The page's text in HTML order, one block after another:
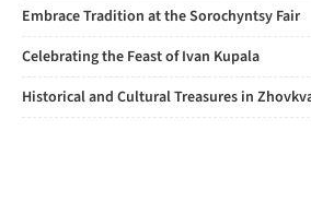
Embrace Tradition at the Sorochyntsy Fair
Celebrating the Feast of Ivan Kupala
Historical and Cultural Treasures in